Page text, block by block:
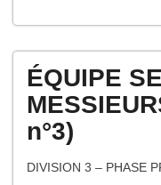
ÉQUIPE
n°3)
DIVISION 3 –